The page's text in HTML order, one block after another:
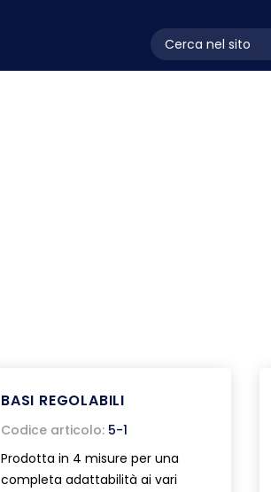
layoutSearchLabel
BASI REGOLABILI
Codice articolo: 5-1
Prodotta in 4 misure per una
completa adattabilità ai vari